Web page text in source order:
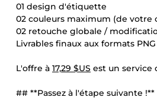
01 design d'étiquette
02 couleurs maximum (de votre
02 retouche globale /
Livrables finaux aux formats PNG
L'offre à 17,29 $US est un service
## **Passez à l'étape suivante !**